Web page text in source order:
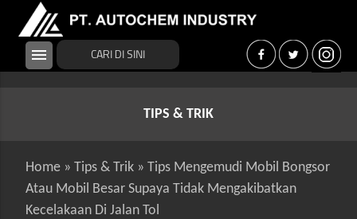
menu
TIPS & TRIK
Home »Tips & Trik »Tips Mengemudi Mobil Bongsor
Atau Mobil Besar Supaya Tidak Mengakibatkan
Kecelakaan Di Jalan Tol